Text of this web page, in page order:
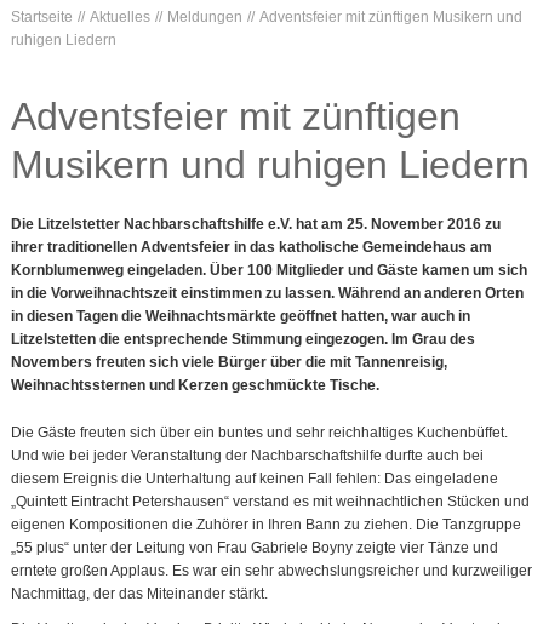
Startseite Aktuelles Meldungen
Adventsfeier mit zünftigen Musikern und
ruhigen Liedern
Adventsfeier mit zünftigen
Musikern und ruhigen Liedern
Die Litzelstetter Nachbarschaftshilfe e.V. hat am 25. November 2016 zu
ihrer traditionellen Adventsfeier in das katholische Gemeindehaus am
Kornblumenweg eingeladen. Über 100 Mitglieder und Gäste kamen um sich
in die Vorweihnachtszeit einstimmen zu lassen. Während an anderen Orten
in diesen Tagen die Weihnachtsmärkte geöffnet hatten, war auch in
Litzelstetten die entsprechende Stimmung eingezogen. Im Grau des
Novembers freuten sich viele Bürger über die mit Tannenreisig,
Weihnachtssternen und Kerzen geschmückte Tische.
Die Gäste freuten sich über ein buntes und sehr reichhaltiges Kuchenbüffet.
Und wie bei jeder Veranstaltung der Nachbarschaftshilfe durfte auch bei
diesem Ereignis die Unterhaltung auf keinen Fall fehlen: Das eingeladene
„Quintett Eintracht Petershausen“ verstand es mit weihnachtlichen Stücken und
eigenen Kompositionen die Zuhörer in Ihren Bann zu ziehen. Die Tanzgruppe
„55 plus“ unter der Leitung von Frau Gabriele Boyny zeigte vier Tänze und
erntete großen Applaus. Es war ein sehr abwechslungsreicher und kurzweiliger
Nachmittag, der das Miteinander stärkt.